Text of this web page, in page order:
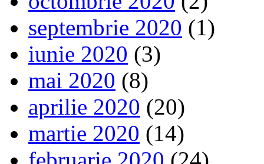
septembrie 2020 (1)
iunie 2020 (3)
mai 2020 (8)
aprilie 2020 (20)
martie 2020 (14)